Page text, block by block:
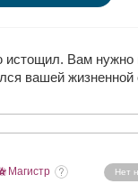
Вам нужно
вашей
Магистр Нет